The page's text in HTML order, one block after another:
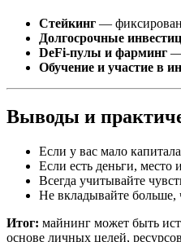
Стейкинг —
Долгосрочные
DeFi-пулы и фарминг —
Обучение и участие в
Выводы и
Если у вас мало
Если есть деньги, место
Всегда учитывайте
Не вкладывайте больше,
Итог: майнинг может быть
основе личных целей,